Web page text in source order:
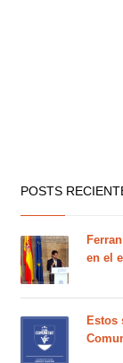
POSTS
en el
Estos